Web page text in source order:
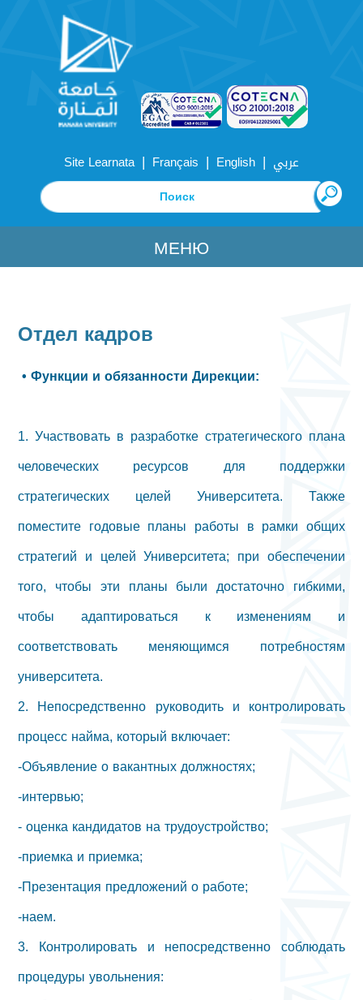
Site Learnata | Français | English | عربي
МЕНЮ
Отдел кадров
• Функции и обязанности Дирекции:
1. Участвовать в разработке стратегического плана
человеческих ресурсов для поддержки
стратегических целей Университета. Также
поместите годовые планы работы в рамки общих
стратегий и целей Университета; при обеспечении
того, чтобы эти планы были достаточно гибкими,
чтобы адаптироваться к изменениям и
соответствовать меняющимся потребностям
университета.
2. Непосредственно руководить и контролировать
процесс найма, который включает:
-Объявление о вакантных должностях;
-интервью;
- оценка кандидатов на трудоустройство;
-приемка и приемка;
-Презентация предложений о работе;
-наем.
3. Контролировать и непосредственно соблюдать
процедуры увольнения: